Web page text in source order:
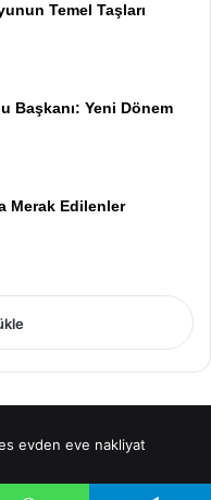
Temel Taşları
Başkanı: Yeni Dönem
Merak Edilenler
evden eve nakliyat